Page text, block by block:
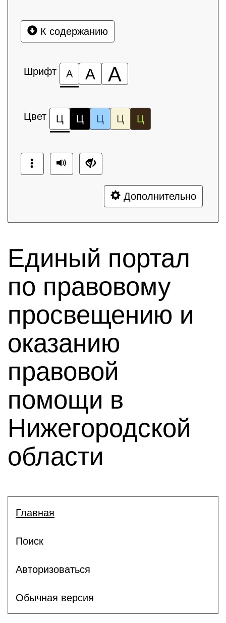
К содержанию
Шрифт А А А
Цвет Ц Ц Ц Ц Ц
Дополнительно
Единый портал
по правовому
просвещению и
оказанию
правовой
помощи в
Нижегородской
области
Главная
Поиск
Авторизоваться
Обычная версия